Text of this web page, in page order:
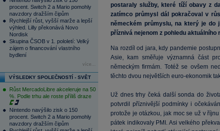
procent. Switch 2 a Mario pomohly
navzdory dražším čipům
Rychlejší růst, vyšší marže a lepší
výhled. Lilly překonává Novo
Nordisk
Skupina ČSOB v 1. pololetí: Velký
zájem o financování vlastního
bydlení
více...
VÝSLEDKY SPOLEČNOSTÍ - SVĚT
Růst MercadoLibre akceleruje na 50
%. Podle trhu ale roste příliš draze
Nintendo navýšilo zisk o 150
procent. Switch 2 a Mario pomohly
navzdory dražším čipům
postaraly služby, které tíží obavy z
zatímco průmysl dál pokračoval v
německém průmyslu, na který je do
příznivá nejenom z pohledu aktuálního
Na rozdíl od jara, kdy pandemie
Asie, kam směřuje významná část
německým firmám. Totéž se ovšem
těchto dvou největších euro-ekonomik
Už dnes trhy čeká další sonda do
potvrdil příznivější podmínky i
protože je otázkou, jak moc se už v
pátek indikovaly PMI. Asi velkého